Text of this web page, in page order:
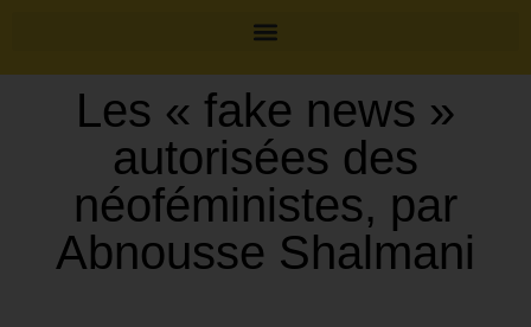
Les « fake news »
autorisées des
néoféministes, par
Abnousse Shalmani